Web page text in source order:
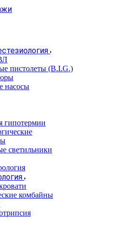
пистолеты (B.I.G.)
насосы
гипотермии
светильники
комбайны